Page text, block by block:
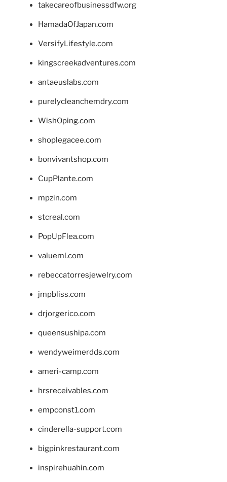
takecareofbusinessdfw.org
HamadaOfJapan.com
VersifyLifestyle.com
kingscreekadventures.com
antaeuslabs.com
purelycleanchemdry.com
WishOping.com
shoplegacee.com
bonvivantshop.com
CupPlante.com
mpzin.com
stcreal.com
PopUpFlea.com
valueml.com
rebeccatorresjewelry.com
jmpbliss.com
drjorgerico.com
queensushipa.com
wendyweimerdds.com
ameri-camp.com
hrsreceivables.com
empconst1.com
cinderella-support.com
bigpinkrestaurant.com
inspirehuahin.com